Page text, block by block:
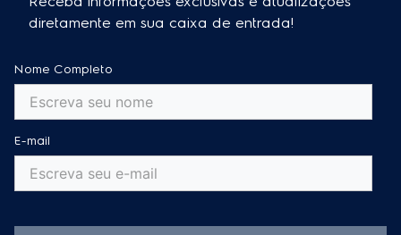
diretamente em sua caixa de entrada!
Nome Completo
E-mail